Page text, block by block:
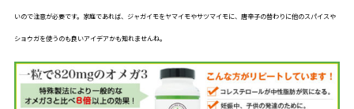
いので注意が必要です。家庭であれば、ジャガイモをヤマイモやサツマイモに、唐辛子の替わりに他のスパイスや
ショウガを使うのも良いアイデアかも知れませんね。